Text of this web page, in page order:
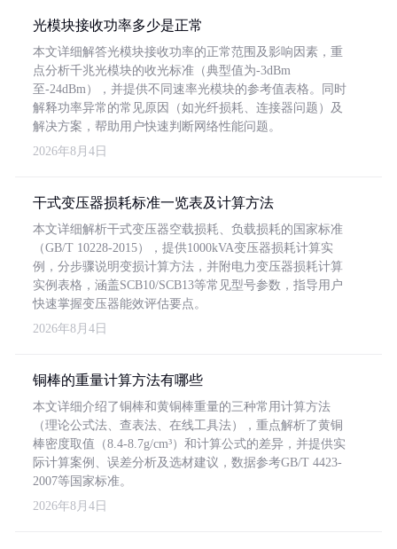
光模块接收功率多少是正常
本文详细解答光模块接收功率的正常范围及影响因素，重
点分析千兆光模块的收光标准（典型值为-3dBm
至-24dBm），并提供不同速率光模块的参考值表格。同时
解释功率异常的常见原因（如光纤损耗、连接器问题）及
解决方案，帮助用户快速判断网络性能问题。
2026年8月4日
干式变压器损耗标准一览表及计算方法
本文详细解析干式变压器空载损耗、负载损耗的国家标准
（GB/T 10228-2015），提供1000kVA变压器损耗计算实
例，分步骤说明变损计算方法，并附电力变压器损耗计算
实例表格，涵盖SCB10/SCB13等常见型号参数，指导用户
快速掌握变压器能效评估要点。
2026年8月4日
铜棒的重量计算方法有哪些
本文详细介绍了铜棒和黄铜棒重量的三种常用计算方法
（理论公式法、查表法、在线工具法），重点解析了黄铜
棒密度取值（8.4-8.7g/cm³）和计算公式的差异，并提供实
际计算案例、误差分析及选材建议，数据参考GB/T 4423-
2007等国家标准。
2026年8月4日